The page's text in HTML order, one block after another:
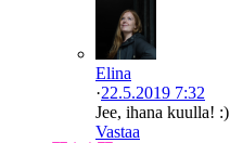
Elina
·22.5.2019 7:32
Jee, ihana kuulla! :)
Vastaa